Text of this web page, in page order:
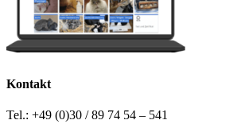
Kontakt
Tel.: +49 (0)30 / 89 74 54 – 541